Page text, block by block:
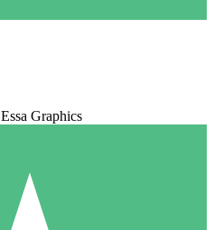
Essa Graphics